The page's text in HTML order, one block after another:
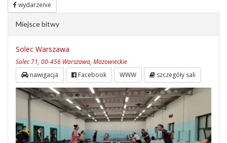
wydarzenie
Miejsce bitwy
Solec Warszawa
Solec 71, 00-456 Warszawa, Mazowieckie
nawigacja Facebook WWW szczegóły sali